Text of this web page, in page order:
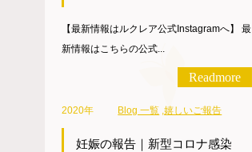
【最新情報はルクレア公式Instagramへ】 最
新情報はこちらの公式...
Readmore
2020年 Blog 一覧 ,嬉しいご報告
妊娠の報告｜新型コロナ感染